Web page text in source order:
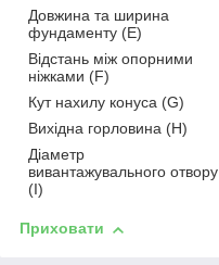
Довжина та ширина
фундаменту (E)
Відстань між опорними
ніжками (F)
Кут нахилу конуса (G)
Вихідна горловина (H)
Діаметр
вивантажувального отвору
(I)
Приховати